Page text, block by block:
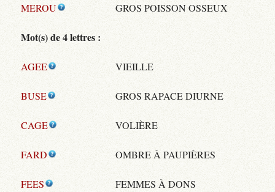
MEROU GROS POISSON OSSEUX
Mot(s) de 4 lettres :
AGEE VIEILLE
BUSE GROS RAPACE DIURNE
CAGE VOLIÈRE
FARD OMBRE À PAUPIÈRES
FEES FEMMES À DONS